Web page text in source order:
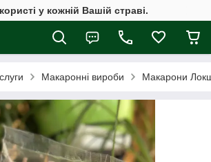
у кожній Вашій страві.
Макаронні вироби Макарони